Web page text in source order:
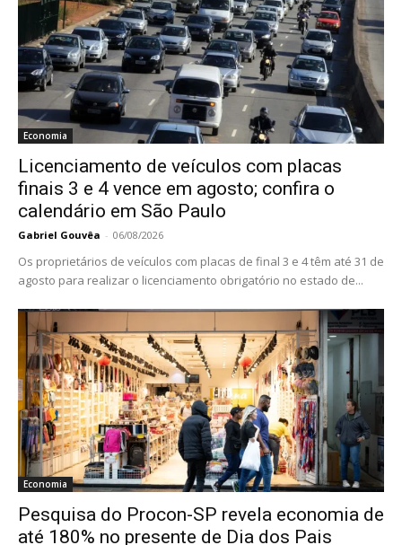
Economia
Licenciamento de veículos com placas
finais 3 e 4 vence em agosto; confira o
calendário em São Paulo
Gabriel Gouvêa - 06/08/2026
Os proprietários de veículos com placas de final 3 e 4 têm até 31 de
agosto para realizar o licenciamento obrigatório no estado de...
Economia
Pesquisa do Procon-SP revela economia de
até 180% no presente de Dia dos Pais